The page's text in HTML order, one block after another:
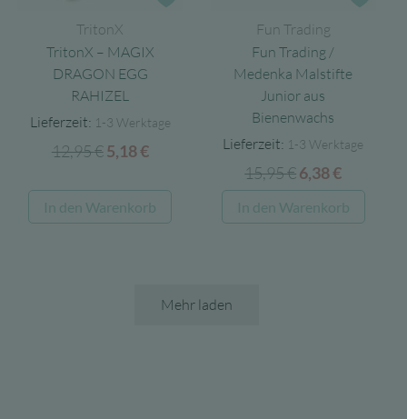
TritonX
TritonX – MAGIX
DRAGON EGG
RAHIZEL
Lieferzeit: 1-3 Werktage
12,95€ Ursprünglicher
war:
12,95 €
5,18€Aktueller
ist:
5,18 €.
In den Warenkorb
Fun Trading
Fun Trading /
Medenka Malstifte
Junior aus
Bienenwachs
Lieferzeit: 1-3 Werktage
15,95€Ursprünglicher
Preis
war:
6,38€
Preis
ist:
In den Warenkorb
Mehr laden